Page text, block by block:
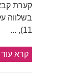
קערת
בשלווה
11), ...
קרא